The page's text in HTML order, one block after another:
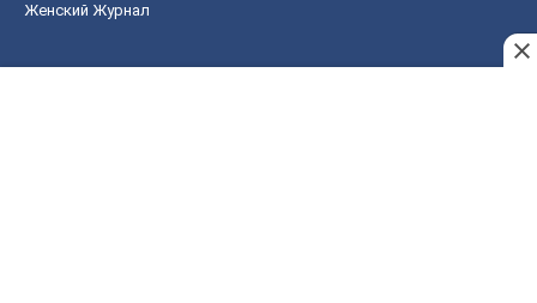
Женский Журнал